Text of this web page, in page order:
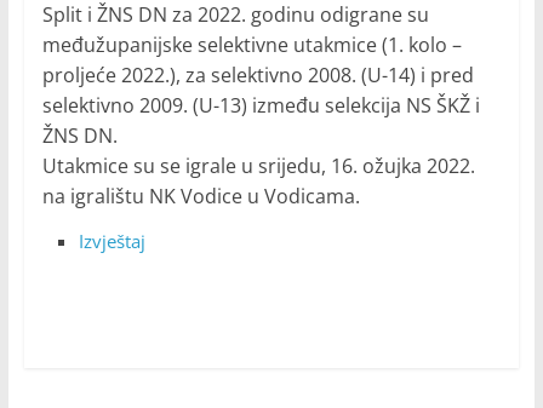
Split i ŽNS DN za 2022. godinu odigrane su
međužupanijske selektivne utakmice (1. kolo –
proljeće 2022.), za selektivno 2008. (U-14) i pred
selektivno 2009. (U-13) između selekcija NS ŠKŽ i
ŽNS DN.
Utakmice su se igrale u srijedu, 16. ožujka 2022.
na igralištu NK Vodice u Vodicama.
Izvještaj